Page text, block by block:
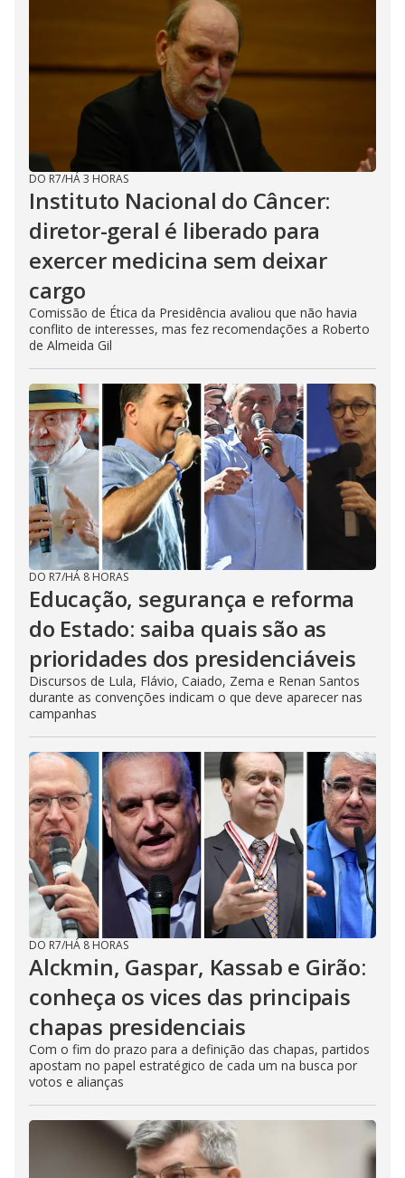
DO R7/HÁ 3 HORAS
Instituto Nacional do Câncer:
diretor-geral é liberado para
exercer medicina sem deixar
cargo
Comissão de Ética da Presidência avaliou que não havia
conflito de interesses, mas fez recomendações a Roberto
de Almeida Gil
DO R7/HÁ 8 HORAS
Educação, segurança e reforma
do Estado: saiba quais são as
prioridades dos presidenciáveis
Discursos de Lula, Flávio, Caiado, Zema e Renan Santos
durante as convenções indicam o que deve aparecer nas
campanhas
DO R7/HÁ 8 HORAS
Alckmin, Gaspar, Kassab e Girão:
conheça os vices das principais
chapas presidenciais
Com o fim do prazo para a definição das chapas, partidos
apostam no papel estratégico de cada um na busca por
votos e alianças